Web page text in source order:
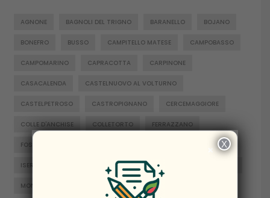
AGNONE BAGNOLI DEL TRIGNO BARANELLO BOJANO
BONEFRO BUSSO CAMPITELLO MATESE CAMPOBASSO
CAMPOMARINO CAPRACOTTA CARPINONE
CASACALENDA CASTELNUOVO AL VOLTURNO
CASTELPETROSO CASTROPIGNANO CERCEMAGGIORE
COLLE D'ANCHISE COLLETORTO FERRAZZANO
FOSSALTO GUARDIAREGIA
ISERNIA LARINO MACCHIAGODENA
MONTENERO DI BISACCIA ORATINO
× X